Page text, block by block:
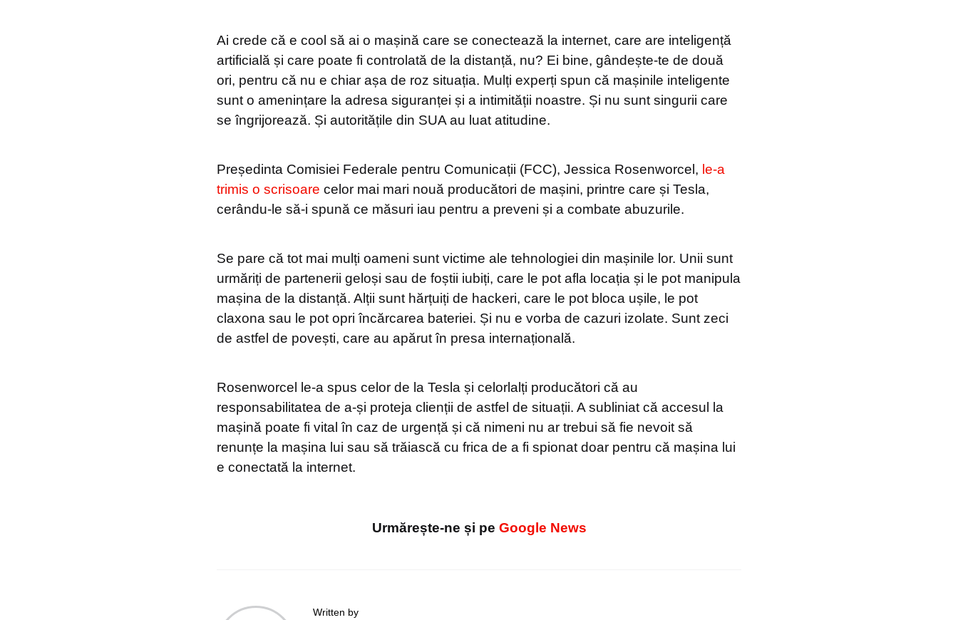
Ai crede că e cool să ai o mașină care se conectează la internet, care are inteligență
artificială și care poate fi controlată de la distanță, nu? Ei bine, gândește-te de două
ori, pentru că nu e chiar așa de roz situația. Mulți experți spun că mașinile inteligente
sunt o amenințare la adresa siguranței și a intimității noastre. Și nu sunt singurii care
se îngrijorează. Și autoritățile din SUA au luat atitudine.
Președinta Comisiei Federale pentru Comunicații (FCC), Jessica Rosenworcel, le-a
trimis o scrisoare celor mai mari nouă producători de mașini, printre care și Tesla,
cerându-le să-i spună ce măsuri iau pentru a preveni și a combate abuzurile.
Se pare că tot mai mulți oameni sunt victime ale tehnologiei din mașinile lor. Unii sunt
urmăriți de partenerii geloși sau de foștii iubiți, care le pot afla locația și le pot manipula
mașina de la distanță. Alții sunt hărțuiți de hackeri, care le pot bloca ușile, le pot
claxona sau le pot opri încărcarea bateriei. Și nu e vorba de cazuri izolate. Sunt zeci
de astfel de povești, care au apărut în presa internațională.
Rosenworcel le-a spus celor de la Tesla și celorlalți producători că au
responsabilitatea de a-și proteja clienții de astfel de situații. A subliniat că accesul la
mașină poate fi vital în caz de urgență și că nimeni nu ar trebui să fie nevoit să
renunțe la mașina lui sau să trăiască cu frica de a fi spionat doar pentru că mașina lui
e conectată la internet.
Urmărește-ne și pe Google News
Written by